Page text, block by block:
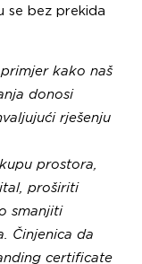
se bez prekida
kako naš
donosi
rješenju
prostora,
proširiti
smanjiti
Činjenica da
certificate